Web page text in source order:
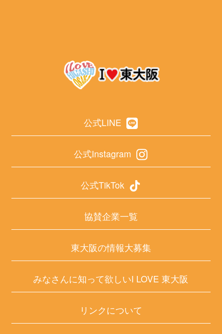
公式LINE
公式Instagram
公式TikTok
協賛企業一覧
東大阪の情報大募集
みなさんに知って欲しいI LOVE 東大阪
リンクについて